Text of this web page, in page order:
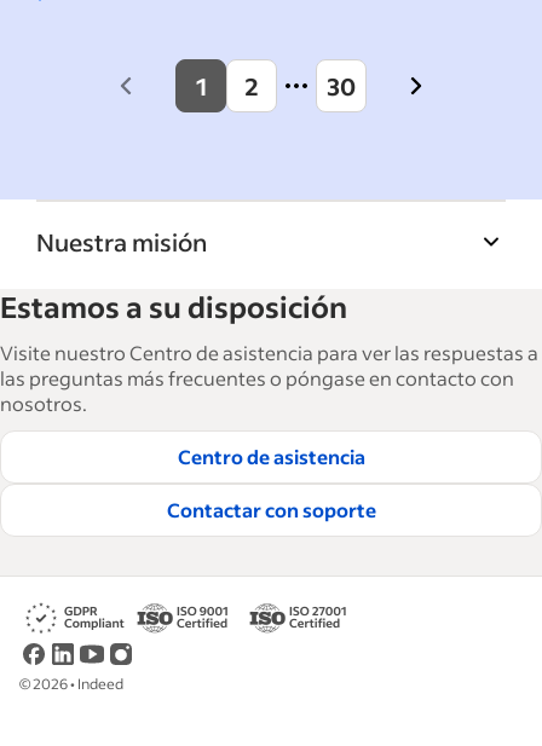
Previous
1 2 30
Next
Nuestra misión
Indeed ayuda a las empresas a hacer crecer y
gestionar su fuerza laboral. Con más de
15,000 artículos en 6 idiomas, ofrecemos
consejos tácticos, procedimientos y mejores
prácticas para ayudar a las empresas a
contratar y retener a los mejores empleados.
Lea nuestras guías editoriales
Estamos a su disposición
Visite nuestro Centro de asistencia para ver las respuestas a
las preguntas más frecuentes o póngase en contacto con
nosotros.
Centro de asistencia
Contactar con soporte
©2026• Indeed